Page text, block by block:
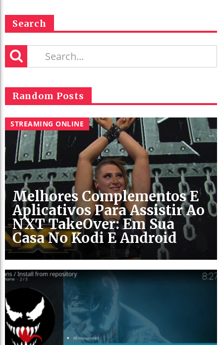
Search
Random Posts
STREAMING ONLINE
Melhores Complementos E
Aplicativos Para Assistir Ao
NXT TakeOver: Em Sua
Casa No Kodi E Android